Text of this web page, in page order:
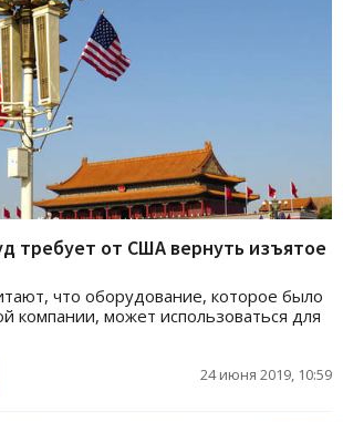
требует от США вернуть изъятое
что оборудование, которое было
компании, может использоваться для
24 июня 2019, 10:59